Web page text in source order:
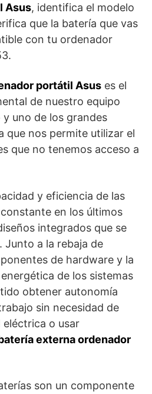
Asus, identifica el modelo
que la batería que vas
con tu ordenador
portátil Asus es el
de nuestro equipo
uno de los grandes
que nos permite utilizar el
que no tenemos acceso a
y eficiencia de las
en los últimos
integrados que se
Junto a la rebaja de
de hardware y la
de los sistemas
obtener autonomía
sin necesidad de
o usar
externa ordenador
son un componente